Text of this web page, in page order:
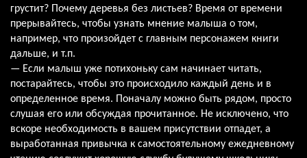
грустит? Почему деревья без листьев? Время от времени
прерывайтесь, чтобы узнать мнение малыша о том,
например, что произойдет с главным персонажем книги
дальше, и т.п.
— Если малыш уже потихоньку сам начинает читать,
постарайтесь, чтобы это происходило каждый день и в
определенное время. Поначалу можно быть рядом, просто
слушая его или обсуждая прочитанное. Не исключено, что
вскоре необходимость в вашем присутствии отпадет, а
выработанная привычка к самостоятельному ежедневному